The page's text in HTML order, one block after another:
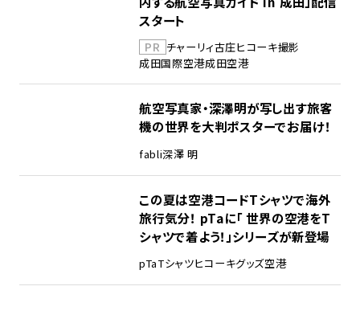
スタート
PR チャーリィ古庄ヒコーキ撮影
成田国際空港成田空港
航空写真家・深澤明が写し出す旅客
機の世界を大判ポスターでお届け！
fabli深澤 明
この夏は空港コードTシャツで海外
旅行気分！ pTaに「 世界の空港をT
シャツで着よう！」シリーズが新登場
pTaTシャツヒコーキグッズ空港